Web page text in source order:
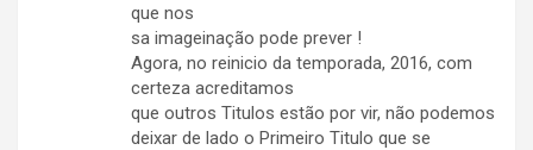
que nos
sa imageinação pode prever !
Agora, no reinicio da temporada, 2016, com
certeza acreditamos
que outros Titulos estão por vir, não podemos
deixar de lado o Primeiro Titulo que se